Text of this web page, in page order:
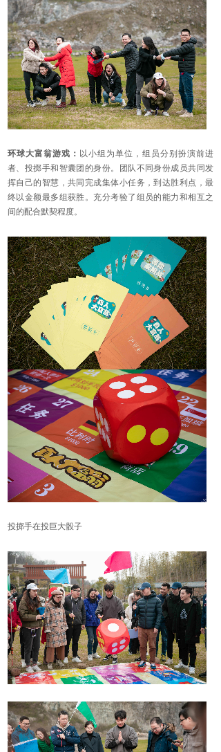
环球大富翁游戏： 以小组为单位，组员分别扮演前进
者、投掷手和智囊团的身份。 团队不同身份成员共同发
挥自己的智慧，共同完成集体小任务，到达胜利点，最
终以金额最多组获胜。充分考验了组员的能力和相互之
间的配合默契程度。
投掷手在投巨大骰子